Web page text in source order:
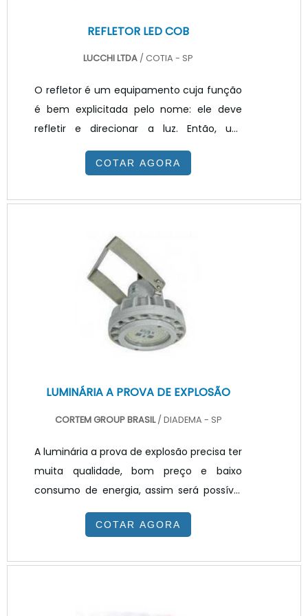
REFLETOR LED COB
LUCCHI LTDA / COTIA - SP
O refletor é um equipamento cuja função
é bem explicitada pelo nome: ele deve
refletir e direcionar a luz. Então, um
refletor LED COB tem como função refletir
a luz emitida pelo diodo emissor. Um
com lâmpadas comuns por apresentar
ser versátil com vários ângulos de
abertura de facho e ilumina muito mais
do que um refletor inserido em uma
lâmpada refletora comum.É IMPORTANTES
DESTACAR ALGUMAS INFORMAÇÕESO
COTAR AGORA
LUMINÁRIA A PROVA DE EXPLOSÃO
CORTEM GROUP BRASIL/ DIADEMA - SP
A luminária a prova de explosão precisa ter
muita qualidade, bom preço e baixo
consumo de energia, assim será possível
obter o melhor custo benefício para
iluminar área de produção, galpões,
precisam ser bem iluminado respeitando a
COTAR AGORA